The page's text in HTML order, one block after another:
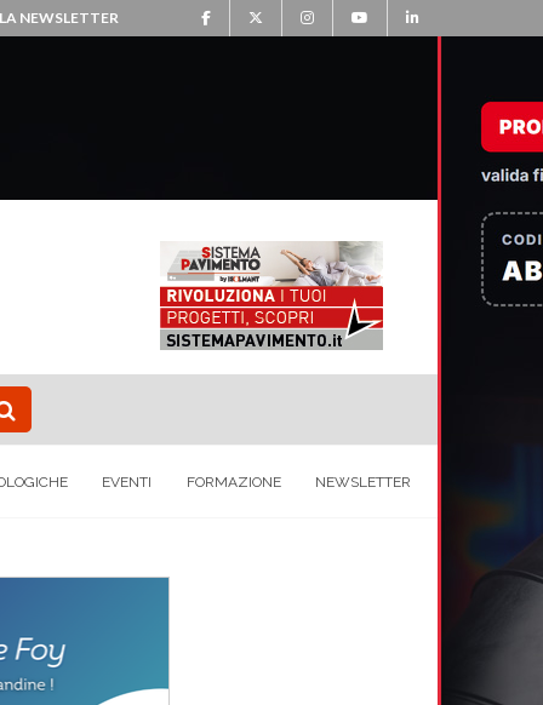
NEWSLETTER
EVENTI FORMAZIONE NEWSLETTER